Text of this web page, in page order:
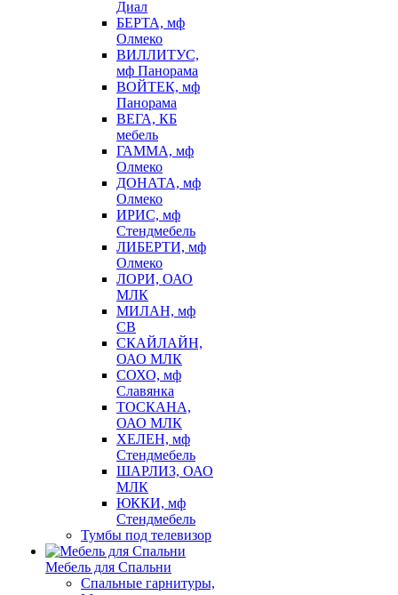
Диал
БЕРТА, мф
Олмеко
ВИЛЛИТУС,
мф Панорама
ВОЙТЕК, мф
Панорама
ВЕГА, КБ
мебель
ГАММА, мф
Олмеко
ДОНАТА, мф
Олмеко
ИРИС, мф
Стендмебель
ЛИБЕРТИ, мф
Олмеко
ЛОРИ, ОАО
МЛК
МИЛАН, мф
СВ
СКАЙЛАЙН,
ОАО МЛК
СОХО, мф
Славянка
ТОСКАНА,
ОАО МЛК
ХЕЛЕН, мф
Стендмебель
ШАРЛИЗ, ОАО
МЛК
ЮККИ, мф
Стендмебель
Тумбы под телевизор
Мебель для Спальни
Спальные гарнитуры,